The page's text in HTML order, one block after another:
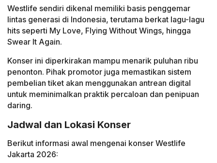
Westlife sendiri dikenal memiliki basis penggemar
lintas generasi di Indonesia, terutama berkat lagu-lagu
hits seperti My Love, Flying Without Wings, hingga
Swear It Again.
Konser ini diperkirakan mampu menarik puluhan ribu
penonton. Pihak promotor juga memastikan sistem
pembelian tiket akan menggunakan antrean digital
untuk meminimalkan praktik percaloan dan penipuan
daring.
Jadwal dan Lokasi Konser
Berikut informasi awal mengenai konser Westlife
Jakarta 2026: